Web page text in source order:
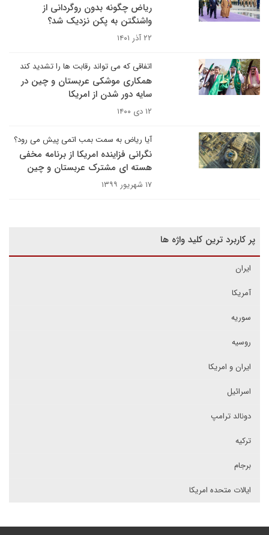
ریاض چگونه بدون روگردانی از
واشنگتن به پکن نزدیک شد؟
۲۲ آذر ۱۴۰۱
اتفاقی که می تواند رقابت ها را تشدید کند
همکاری موشکی عربستان و چین در
سایه دور شدن از امریکا
۱۲ دی ۱۴۰۰
آیا ریاض به سمت بمب اتمی پیش می رود؟
نگرانی فزاینده امریکا از برنامه مخفی
هسته ای مشترک عربستان و چین
۱۷ شهریور ۱۳۹۹
پر کاربرد ترین کلید واژه ها
ایران
آمریکا
سوریه
روسیه
ایران و امریکا
اسرائیل
دونالد ترامپ
ترکیه
برجام
ایالات متحده امریکا